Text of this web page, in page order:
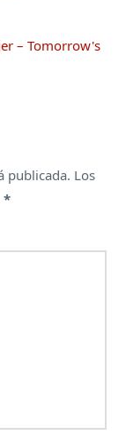
– Tomorrow's
publicada. Los
*